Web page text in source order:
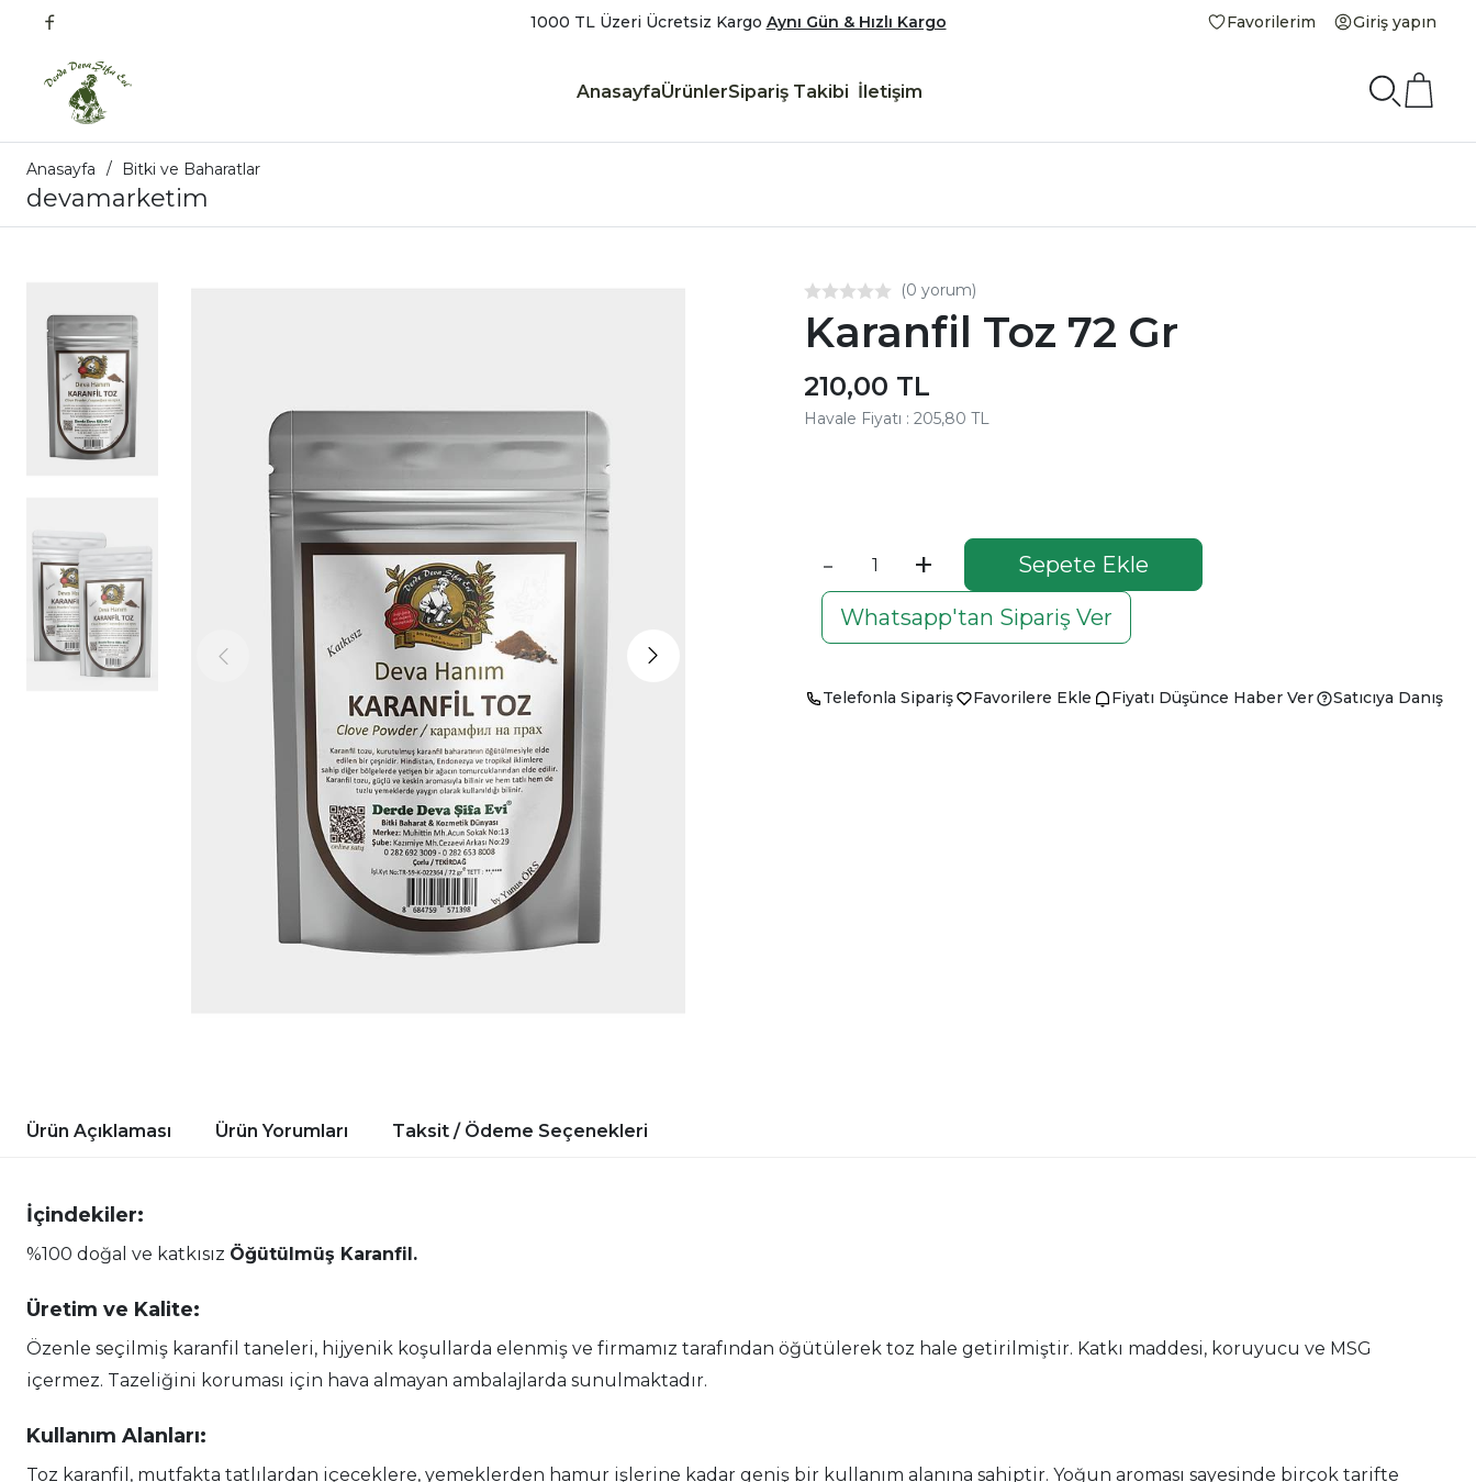
1000 TL Üzeri Ücretsiz Kargo Aynı Gün & Hızlı Kargo Favorilerim Giriş yapın
AnasayfaÜrünlerSipariş Takibi İletişim
Anasayfa Bitki ve Baharatlar
devamarketim
(0 yorum)
Karanfil Toz 72 Gr
210,00 TL
Havale Fiyatı : 205,80 TL
- +
Sepete Ekle
Whatsapp'tan Sipariş Ver
Telefonla Sipariş Favorilere Ekle Fiyatı Düşünce Haber Ver Satıcıya Danış
Ürün Açıklaması Taksit / Ödeme Seçenekleri
Ürün Yorumları
İçindekiler:
%100 doğal ve katkısız Öğütülmüş Karanfil.
Üretim ve Kalite:
Özenle seçilmiş karanfil taneleri, hijyenik koşullarda elenmiş ve firmamız tarafından öğütülerek toz hale getirilmiştir. Katkı maddesi, koruyucu ve MSG
içermez. Tazeliğini koruması için hava almayan ambalajlarda sunulmaktadır.
Kullanım Alanları:
Toz karanfil, mutfakta tatlılardan içeceklere, yemeklerden hamur işlerine kadar geniş bir kullanım alanına sahiptir. Yoğun aroması sayesinde birçok tarifte